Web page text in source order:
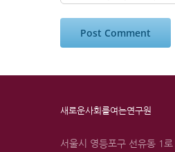
새로운사회를여는연구원
서울시 영등포구 선유동 1